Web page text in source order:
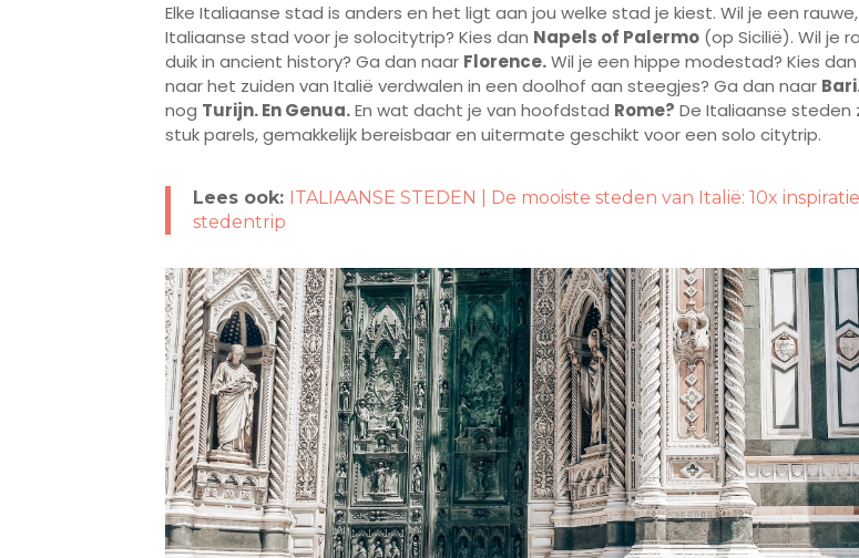
Elke Italiaanse stad is anders en het ligt aan jou welke stad je kiest. Wil je een
Italiaanse stad voor je solocitytrip? Kies dan Napels of Palermo (op Sicilië). Wil je
duik in ancient history? Ga dan naar Florence.Wil je een hippe modestad? Kies dan
naar het zuiden van Italië verdwalen in een doolhof aan steegjes? Ga dan naar
nog Turijn. En Genua.En wat dacht je van hoofdstad Rome? De Italiaanse steden
stuk parels, gemakkelijk bereisbaar en uitermate geschikt voor een solo citytrip.
Lees ook: ITALIAANSE STEDEN | De mooiste steden van Italië: 10x
stedentrip